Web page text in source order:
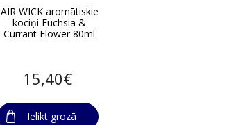
AIR WICK aromātiskie
kociņi Fuchsia &
Currant Flower 80ml
15,40€
Ielikt grozā